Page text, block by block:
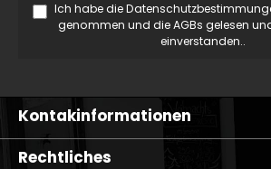
Ich habe die
genommen und dieAGBs gelesen
einverstanden..
Kontakinformationen
Rechtliches